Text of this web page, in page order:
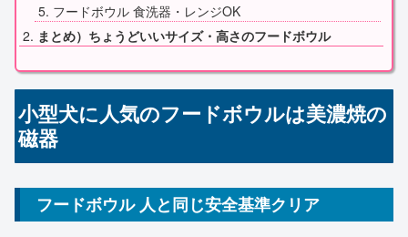
フードボウル 食洗器・レンジOK
まとめ）ちょうどいいサイズ・高さのフードボウル
小型犬に人気のフードボウルは美濃焼の
磁器
フードボウル 人と同じ安全基準クリア